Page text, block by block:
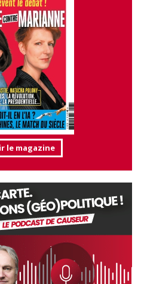
le magazine